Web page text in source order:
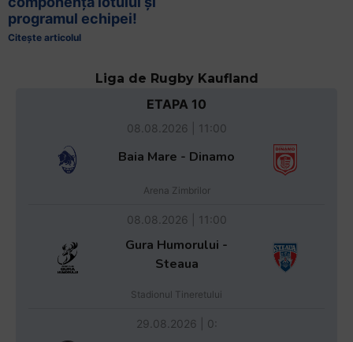
programul echipei!
Citește articolul
Liga de Rugby Kaufland
ETAPA 10
08.08.2026 | 11:00
Baia Mare - Dinamo
Arena Zimbrilor
08.08.2026 | 11:00
Gura Humorului -
Steaua
Stadionul Tineretului
29.08.2026 | 0: